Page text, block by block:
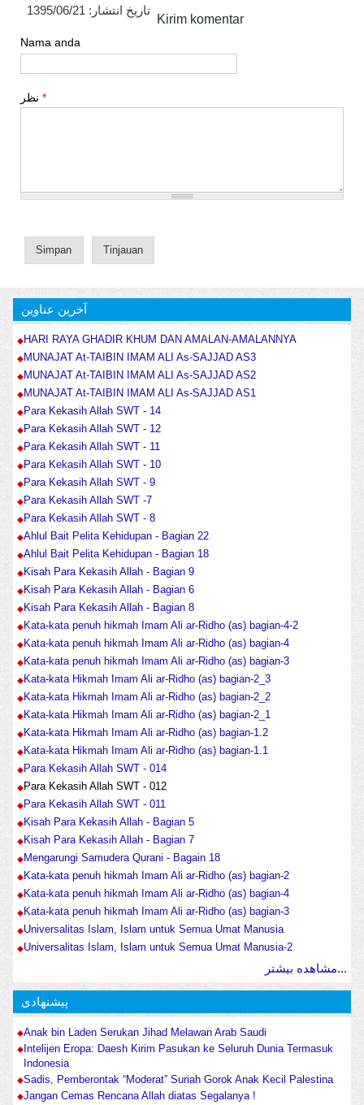
تاریخ انتشار: 1395/06/21
Kirim komentar
Nama anda
*
آخرین عناوین
HARI RAYA GHADIR KHUM DAN AMALAN-AMALANNYA
MUNAJAT At-TAIBIN IMAM ALI As-SAJJAD AS3
MUNAJAT At-TAIBIN IMAM ALI As-SAJJAD AS2
MUNAJAT At-TAIBIN IMAM ALI As-SAJJAD AS1
Para Kekasih Allah SWT - 14
Para Kekasih Allah SWT - 12
Para Kekasih Allah SWT - 11
Para Kekasih Allah SWT - 10
Para Kekasih Allah SWT - 9
Para Kekasih Allah SWT -7
Para Kekasih Allah SWT - 8
Ahlul Bait Pelita Kehidupan - Bagian 22
Ahlul Bait Pelita Kehidupan - Bagian 18
Kisah Para Kekasih Allah - Bagian 9
Kisah Para Kekasih Allah - Bagian 6
Kisah Para Kekasih Allah - Bagian 8
Kata-kata penuh hikmah Imam Ali ar-Ridho (as) bagian-4-2
Kata-kata penuh hikmah Imam Ali ar-Ridho (as) bagian-4
Kata-kata penuh hikmah Imam Ali ar-Ridho (as) bagian-3
Kata-kata Hikmah Imam Ali ar-Ridho (as) bagian-2_3
Kata-kata Hikmah Imam Ali ar-Ridho (as) bagian-2_2
Kata-kata Hikmah Imam Ali ar-Ridho (as) bagian-2_1
Kata-kata Hikmah Imam Ali ar-Ridho (as) bagian-1.2
Kata-kata Hikmah Imam Ali ar-Ridho (as) bagian-1.1
Para Kekasih Allah SWT - 014
Para Kekasih Allah SWT - 012
Para Kekasih Allah SWT - 011
Kisah Para Kekasih Allah - Bagian 5
Kisah Para Kekasih Allah - Bagian 7
Mengarungi Samudera Qurani - Bagain 18
Kata-kata penuh hikmah Imam Ali ar-Ridho (as) bagian-2
Kata-kata penuh hikmah Imam Ali ar-Ridho (as) bagian-4
Kata-kata penuh hikmah Imam Ali ar-Ridho (as) bagian-3
Universalitas Islam, Islam untuk Semua Umat Manusia
Universalitas Islam, Islam untuk Semua Umat Manusia-2
مشاهده بیشتر...
پیشنهادی
Anak bin Laden Serukan Jihad Melawan Arab Saudi
Intelijen Eropa: Daesh Kirim Pasukan ke Seluruh Dunia Termasuk
Indonesia
Sadis, Pemberontak “Moderat” Suriah Gorok Anak Kecil Palestina
Jangan Cemas Rencana Allah diatas Segalanya !